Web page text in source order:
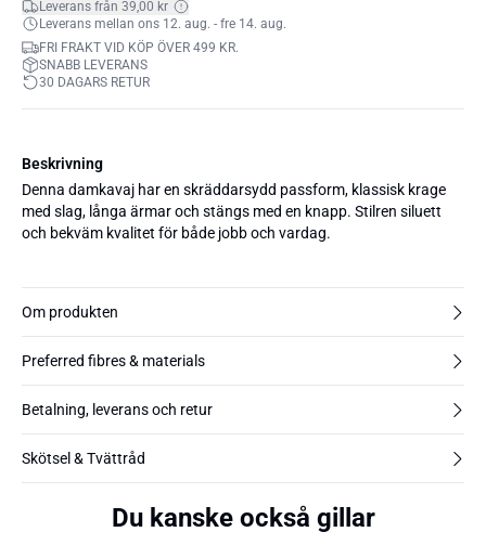
Leverans från 39,00 kr
Leverans mellan ons 12. aug. - fre 14. aug.
FRI FRAKT VID KÖP ÖVER 499 KR.
SNABB LEVERANS
30 DAGARS RETUR
Beskrivning
Denna damkavaj har en skräddarsydd passform, klassisk krage
med slag, långa ärmar och stängs med en knapp. Stilren siluett
och bekväm kvalitet för både jobb och vardag.
Om produkten
Preferred fibres & materials
Betalning, leverans och retur
Skötsel & Tvättråd
Du kanske också gillar